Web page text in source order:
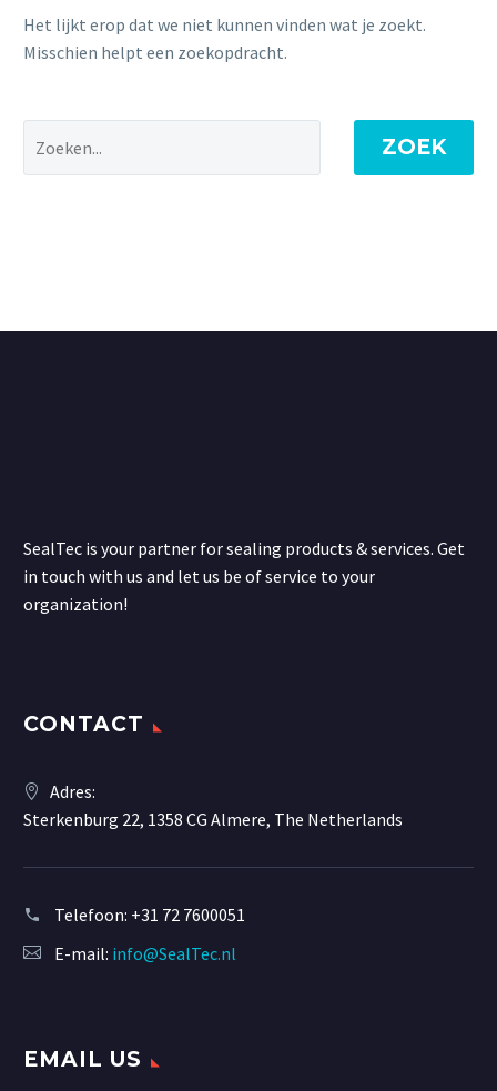
Het lijkt erop dat we niet kunnen vinden wat je zoekt.
Misschien helpt een zoekopdracht.
ZOEK
SealTec is your partner for sealing products & services. Get
in touch with us and let us be of service to your
organization!
CONTACT
Adres:
Sterkenburg 22, 1358 CG Almere, The Netherlands
Telefoon: +31 72 7600051
E-mail: info@SealTec.nl
EMAIL US